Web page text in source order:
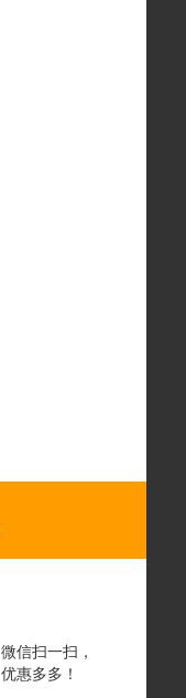
微信扫一扫，
优惠多多！